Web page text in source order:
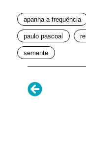
apanha a frequência
paulo pascoal
semente